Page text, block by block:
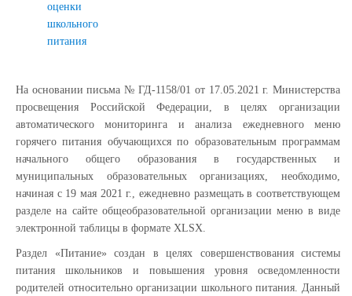
оценки
школьного
питания
На основании письма № ГД-1158/01 от 17.05.2021 г. Министерства
просвещения Российской Федерации, в целях организации
автоматического мониторинга и анализа ежедневного меню
горячего питания обучающихся по образовательным программам
начального общего образования в государственных и
муниципальных образовательных организациях, необходимо,
начиная с 19 мая 2021 г., ежедневно размещать в соответствующем
разделе на сайте общеобразовательной организации меню в виде
электронной таблицы в формате XLSX.
Раздел «Питание» создан в целях совершенствования системы
питания школьников и повышения уровня осведомленности
родителей относительно организации школьного питания. Данный